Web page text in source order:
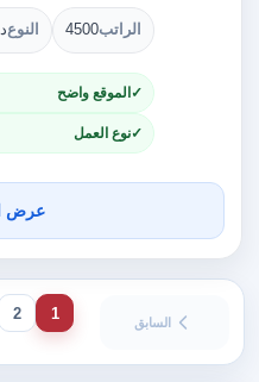
الراتب4500 النوع
الموقع واضح
نوع العمل
عرض
السابق 1
2